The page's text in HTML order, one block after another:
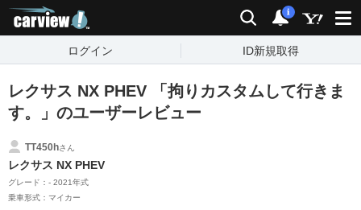
検索 通知
i
ログイン ID新規取得
レクサス NX PHEV 「拘りカスタムして行きま
す。」のユーザーレビュー
TT450hさん
レクサス NX PHEV
グレード：- 2021年式
乗車形式：マイカー